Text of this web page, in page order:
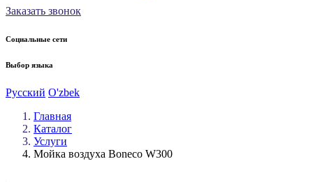
Заказать звонок
Социальные сети
Выбор языка
Русский O'zbek
Главная
Каталог
Услуги
Мойка воздуха Boneco W300